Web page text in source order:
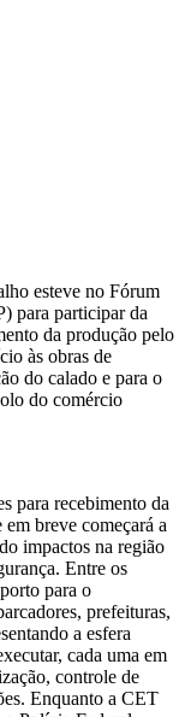
esteve no Fórum
para participar da
da produção pelo
às obras de
do calado e para o
do comércio
para recebimento da
em breve começará a
impactos na região
Entre os
para o
prefeituras,
a esfera
cada uma em
controle de
Enquanto a CET